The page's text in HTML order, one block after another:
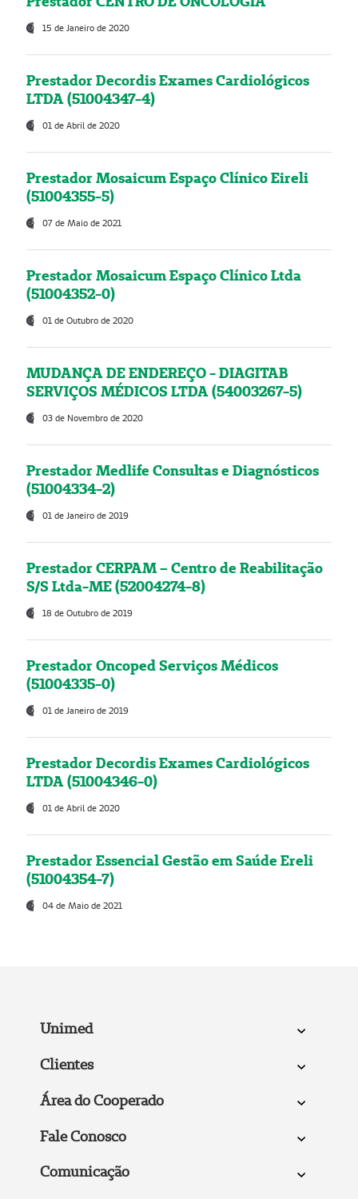
15 de Janeiro de 2020
Prestador Decordis Exames Cardiológicos
LTDA (51004347-4)
01 de Abril de 2020
Prestador Mosaicum Espaço Clínico Eireli
(51004355-5)
07 de Maio de 2021
Prestador Mosaicum Espaço Clínico Ltda
(51004352-0)
01 de Outubro de 2020
MUDANÇA DE ENDEREÇO - DIAGITAB
SERVIÇOS MÉDICOS LTDA (54003267-5)
03 de Novembro de 2020
Prestador Medlife Consultas e Diagnósticos
(51004334-2)
01 de Janeiro de 2019
Prestador CERPAM – Centro de Reabilitação
S/S Ltda-ME (52004274-8)
18 de Outubro de 2019
Prestador Oncoped Serviços Médicos
(51004335-0)
01 de Janeiro de 2019
Prestador Decordis Exames Cardiológicos
LTDA (51004346-0)
01 de Abril de 2020
Prestador Essencial Gestão em Saúde Ereli
(51004354-7)
04 de Maio de 2021
Unimed
Clientes
Área do Cooperado
Fale Conosco
Comunicação